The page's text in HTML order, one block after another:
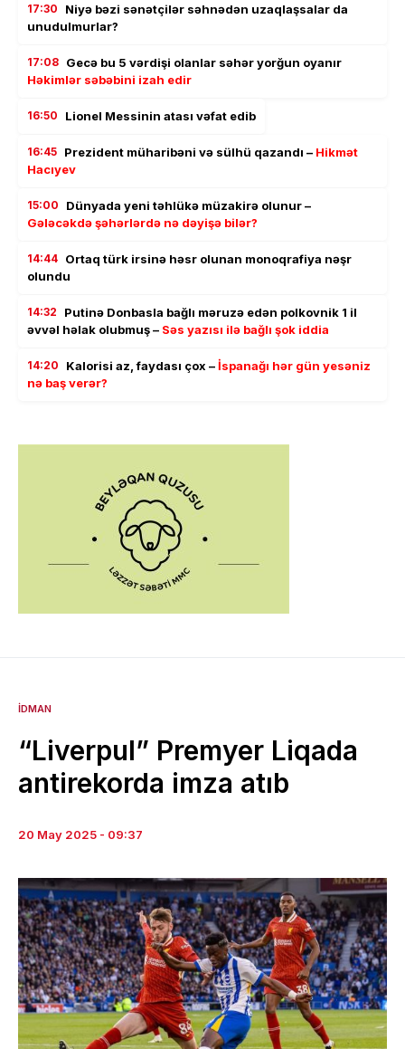
17:30
Niyə bəzi sənətçilər səhnədən uzaqlaşsalar da
unudulmurlar?
17:08 Gecə bu 5 vərdişi olanlar səhər yorğun oyanır
Həkimlər səbəbini izah edir
16:50 Lionel Messinin atası vəfat edib
16:45 Prezident müharibəni və sülhü qazandı – Hikmət
Hacıyev
15:00
Dünyada yeni təhlükə müzakirə olunur –
Gələcəkdə şəhərlərdə nə dəyişə bilər?
14:44 Ortaq türk irsinə həsr olunan monoqrafiya nəşr
olundu
14:32
Putinə Donbasla bağlı məruzə edən polkovnik 1 il
əvvəl həlak olubmuş – Səs yazısı ilə bağlı şok iddia
14:20 Kalorisi az, faydası çox –İspanağı hər gün yesəniz
nə baş verər?
İDMAN
“Liverpul” Premyer Liqada
antirekorda imza atıb
20 May 2025 - 09:37